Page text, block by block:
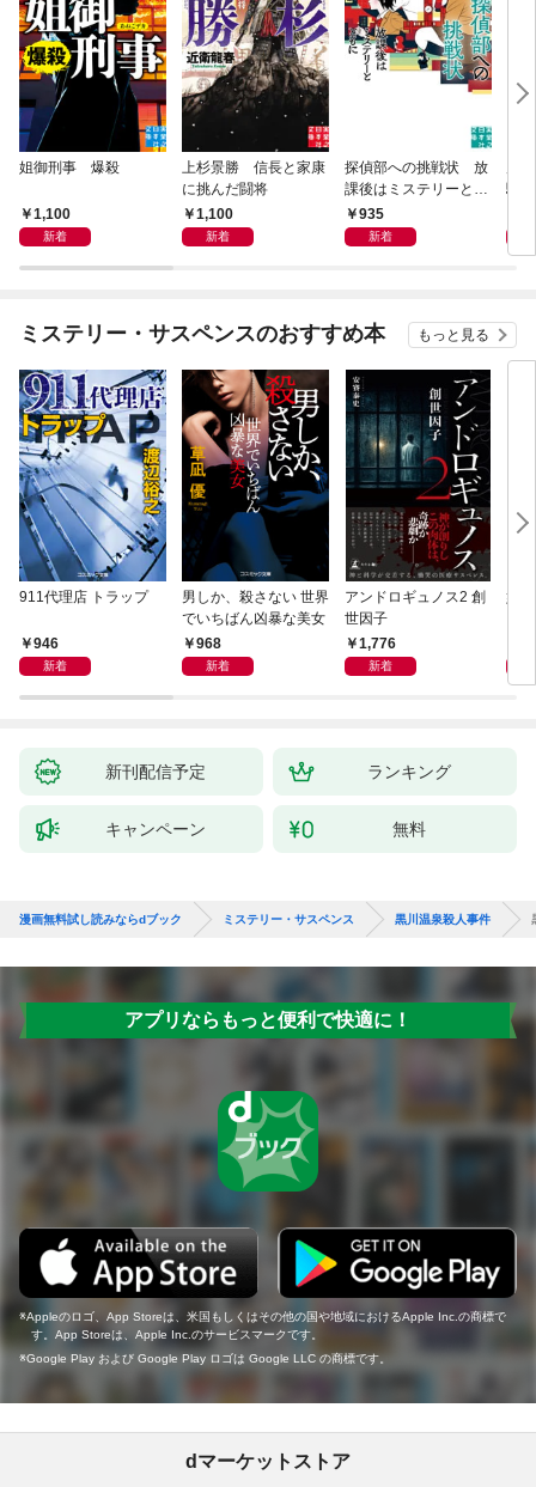
姐御刑事 爆殺
1,100
新着
上杉景勝 信長と家康
に挑んだ闘将
1,100
新着
探偵部への挑戦状 放
課後はミステリーとと
もに 新装版
935
新着
騒動
ミステリー・サスペンスのおすすめ本 もっと見る
911代理店 トラップ
946
新着
男しか、殺さない 世界
でいちばん凶暴な美女
968
新着
アンドロギュノス2 創
世因子
1,776
新着
姐
新刊配信予定 ランキング
キャンペーン 無料
漫画無料試し読みならdブック ミステリー・サスペンス 黒川温泉殺人事件
アプリならもっと便利で快適に！
Appleのロゴ、App Storeは、米国もしくはその他の国や地域におけるApple Inc.の商標で
す。App Storeは、Apple Inc.のサービスマークです。
Google Play および Google Play ロゴは Google LLC の商標です。
dマーケットストア